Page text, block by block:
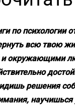
по психологии
всю твою
и окружающими
решения